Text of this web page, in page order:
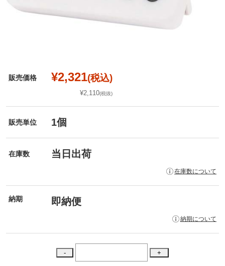
販売価格 ¥2,321(税込)
¥2,110(税抜)
販売単位 1個
在庫数 当日出荷
在庫数について
納期 即納便
納期について